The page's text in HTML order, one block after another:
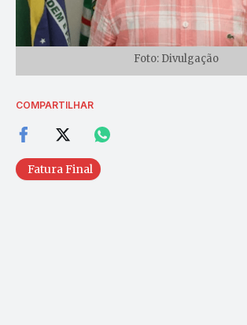
Foto: Divulgação
COMPARTILHAR
Fatura Final